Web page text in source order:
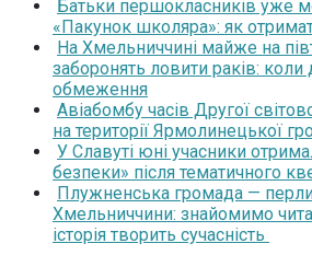
Батьки першокласників уже
«Пакунок школяра»: як
На Хмельниччині майже на
заборонять ловити раків: коли
обмеження
Авіабомбу часів Другої
на території Ярмолинецької
У Славуті юні учасники
безпеки» після тематичного
Плужненська громада —
Хмельниччини: знайомимо
історія творить сучасність